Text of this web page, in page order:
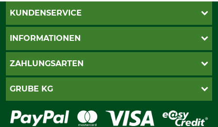
KUNDENSERVICE
Live-Shopping
Seilwindenprüfung
Cookie-Einstellungen
INFORMATIONEN
AGB
Bestellung widerrufen
ZAHLUNGSARTEN
PayPal
Bankeinzug
Ratenkauf
GRUBE KG
Leitbild
Karriere